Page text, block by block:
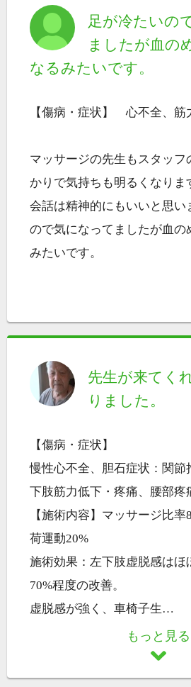
足が冷たいの
ましたが血の
なるみたいです。
【傷病・症状】 心不全、筋
マッサージの先生もスタッフ
かりで気持ちも明るくなりま
会話は精神的にもいいと思い
ので気になってましたが血の
みたいです。
先生が来てく
りました。
【傷病・症状】
慢性心不全、胆石症状：関節
下肢筋力低下・疼痛、腰部疼
【施術内容】マッサージ比
荷運動20%
施術効果：左下肢虚脱感はほ
70%程度の改善。
虚脱感が強く、車椅子生 …
もっと見る